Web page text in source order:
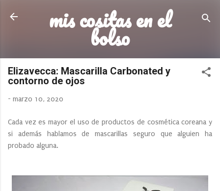
Ir al contenido principal
mis cositas en el
bolso
Elizavecca: Mascarilla Carbonated y
contorno de ojos
- marzo 10, 2020
Cada vez es mayor el uso de productos de cosmética coreana y
si además hablamos de mascarillas seguro que alguien ha
probado alguna.